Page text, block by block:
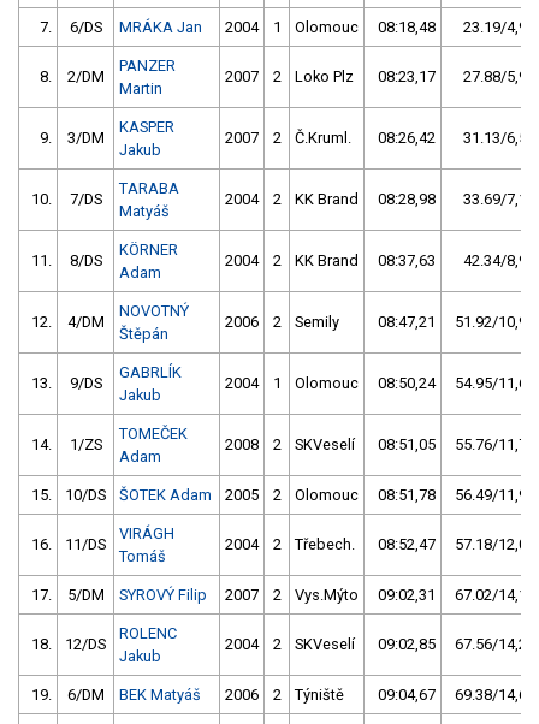
7. 6/DS MRÁKA Jan 2004 1 Olomouc 08:18,48 23.19/4,9
8. 2/DM
PANZER
Martin
2007 2 Loko Plz 08:23,17 27.88/5,9
9. 3/DM
KASPER
Jakub
2007 2 Č.Kruml. 08:26,42 31.13/6,5
10. 7/DS
TARABA
Matyáš
2004 2 KK Brand 08:28,98 33.69/7,1
11. 8/DS
KÖRNER
Adam
2004 2 KK Brand 08:37,63 42.34/8,9
12. 4/DM
NOVOTNÝ
Štěpán
2006 2 Semily 08:47,21 51.92/10,9
13. 9/DS
GABRLÍK
Jakub
2004 1 Olomouc 08:50,24 54.95/11,6
14. 1/ZS
TOMEČEK
Adam
2008 2 SKVeselí 08:51,05 55.76/11,7
15. 10/DS ŠOTEK Adam 2005 2 Olomouc 08:51,78 56.49/11,9
16. 11/DS
VIRÁGH
Tomáš
2004 2 Třebech. 08:52,47 57.18/12,0
17. 5/DM SYROVÝ Filip 2007 2 Vys.Mýto 09:02,31 67.02/14,1
18. 12/DS
ROLENC
Jakub
2004 2 SKVeselí 09:02,85 67.56/14,2
19. 6/DM BEK Matyáš 2006 2 Týniště 09:04,67 69.38/14,6